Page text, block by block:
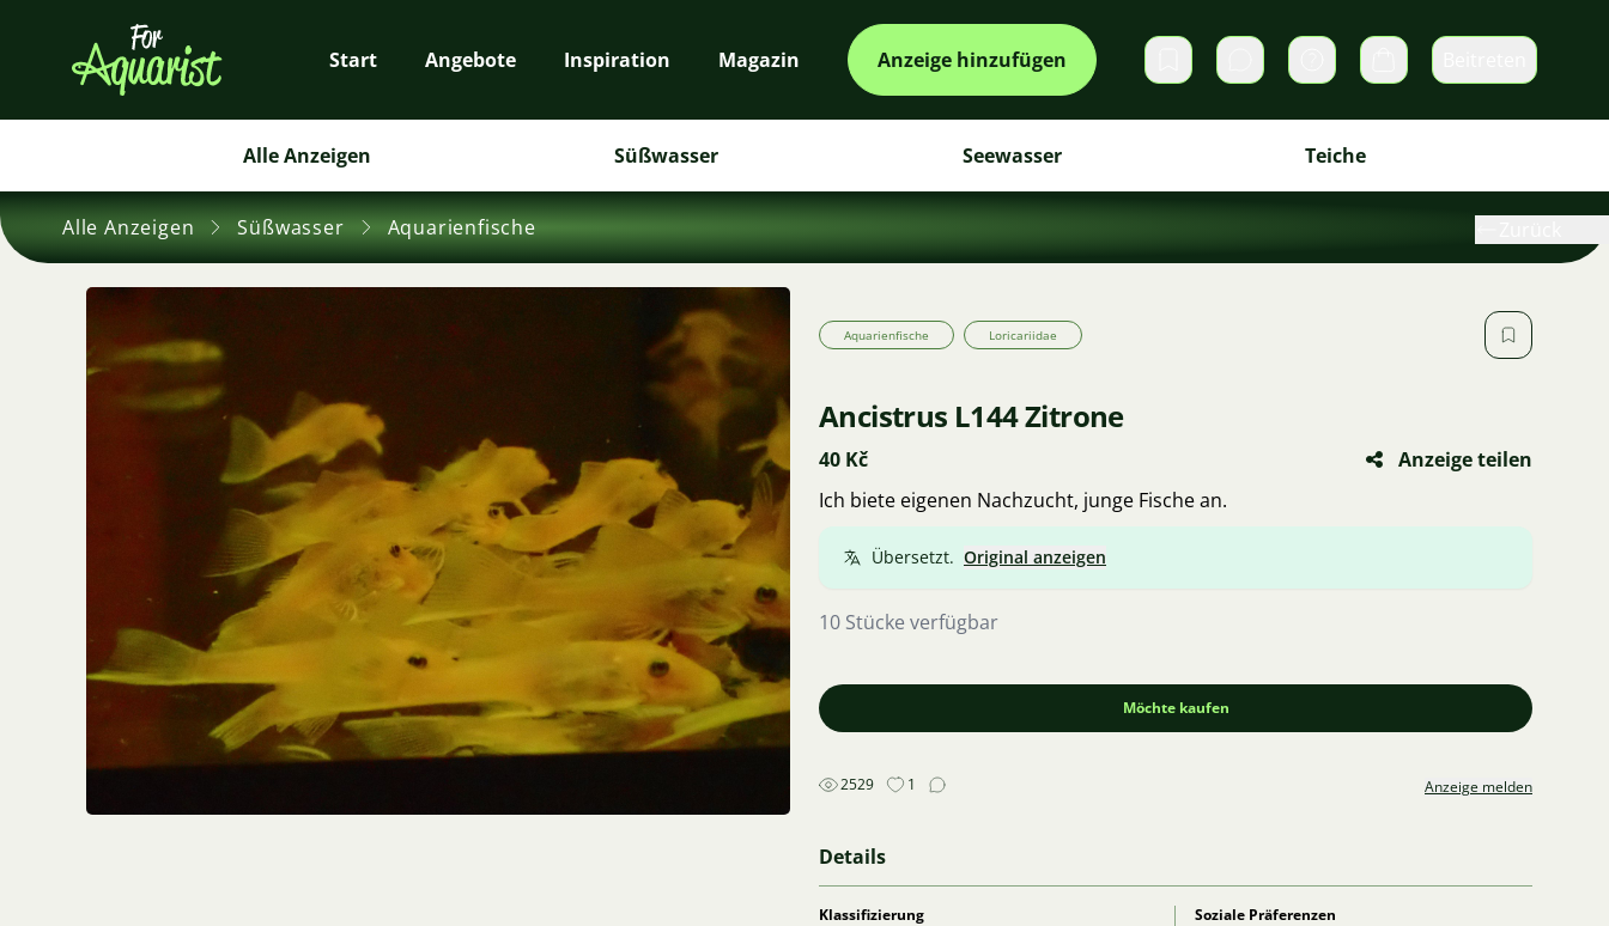
Start Angebote Inspiration Magazin Anzeige hinzufügen DirektnachrichtenWarenkorb
Alle Anzeigen Süßwasser Seewasser Teiche
Alle Anzeigen Süßwasser Aquarienfische
Aquarienfische Loricariidae
Ancistrus L144 Zitrone
40 Kč
Anzeige teilen
Ich biete eigenen Nachzucht, junge Fische an.
Übersetzt. Original anzeigen
10 Stücke verfügbar
Möchte kaufen
2529 1 Anzeige melden
Details
Klassifizierung
Soziale Präferenzen